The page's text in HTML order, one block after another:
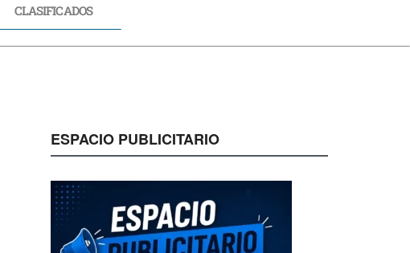
CLASIFICADOS
ESPACIO PUBLICITARIO